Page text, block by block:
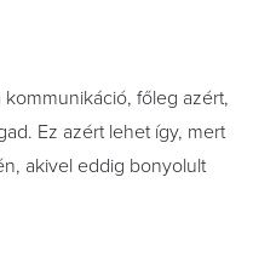
főleg azért,
Ez azért lehet így, mert
akivel eddig bonyolult